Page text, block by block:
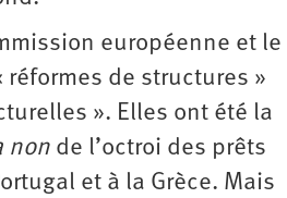
européenne et le
réformes de structures »
». Elles ont été la
non de l’octroi des prêts
et à la Grèce. Mais